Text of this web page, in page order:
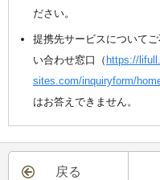
ださい。
提携先サービスについて
い合わせ窓口（ https://
sites.com/inquiryform/
はお答えできません。
戻る